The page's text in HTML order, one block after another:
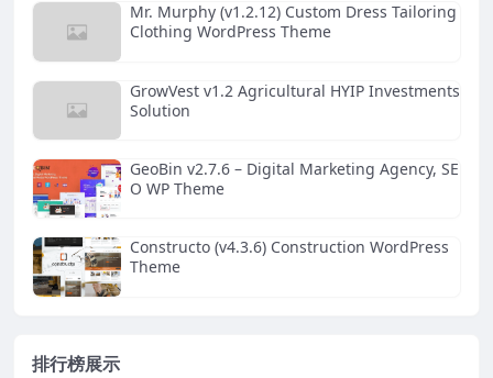
Mr. Murphy (v1.2.12) Custom Dress Tailoring
Clothing WordPress Theme
GrowVest v1.2 Agricultural HYIP Investments
Solution
GeoBin v2.7.6 – Digital Marketing Agency, SE
O WP Theme
Constructo (v4.3.6) Construction WordPress
Theme
排行榜展示